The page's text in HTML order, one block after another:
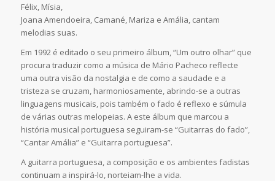
Félix, Mísia,
Joana Amendoeira, Camané, Mariza e Amália, cantam
melodias suas.
Em 1992 é editado o seu primeiro álbum, “Um outro olhar” que
procura traduzir como a música de Mário Pacheco reflecte
uma outra visão da nostalgia e de como a saudade e a
tristeza se cruzam, harmoniosamente, abrindo-se a outras
linguagens musicais, pois também o fado é reflexo e súmula
de várias outras melopeias. A este álbum que marcou a
história musical portuguesa seguiram-se “Guitarras do fado”,
“Cantar Amália” e “Guitarra portuguesa”.
A guitarra portuguesa, a composição e os ambientes fadistas
continuam a inspirá-lo, norteiam-lhe a vida.